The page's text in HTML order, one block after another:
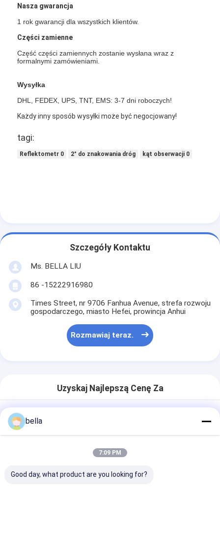
Nasza gwarancja
1 rok gwarancji dla wszystkich klientów.
Części zamienne
Część części zamiennych zostanie wysłana wraz z
formalnymi zamówieniami.
Wysyłka
DHL, FEDEX, UPS, TNT, EMS: 3-7 dni roboczych!
Każdy inny sposób wysyłki może być negocjowany!
tagi:
Reflektometr 0 2° do znakowania dróg kąt obserwacji 0
Szczegóły Kontaktu
Ms. BELLA LIU
86 -15222916980
Times Street, nr 9706 Fanhua Avenue, strefa rozwoju
gospodarczego, miasto Hefei, prowincja Anhui
Rozmawiaj teraz.
Uzyskaj Najlepszą Cenę Za
bella
7:09 PM
Good day, what product are you looking for?